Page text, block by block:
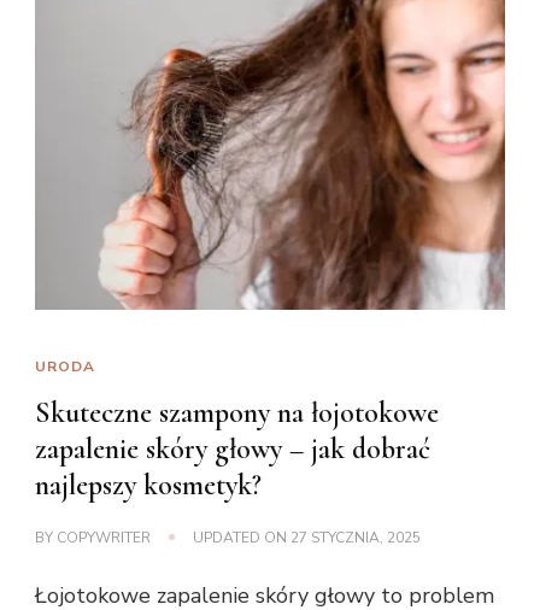
URODA
Skuteczne szampony na łojotokowe
zapalenie skóry głowy – jak dobrać
najlepszy kosmetyk?
BY COPYWRITER UPDATED ON 27 STYCZNIA, 2025
Łojotokowe zapalenie skóry głowy to problem